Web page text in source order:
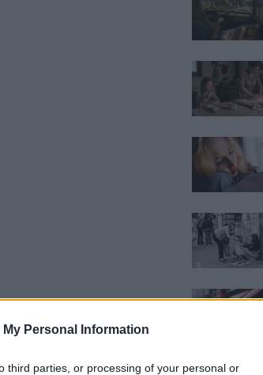
My Personal Information
third parties, or processing of your personal or